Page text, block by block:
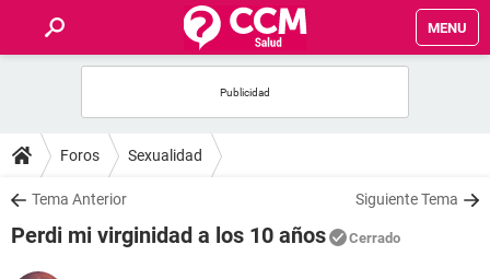
MENU
FOROS
SALUD
Foros Sexualidad
Tema Anterior Siguiente Tema
Perdi mi virginidad a los 10 años Cerrado